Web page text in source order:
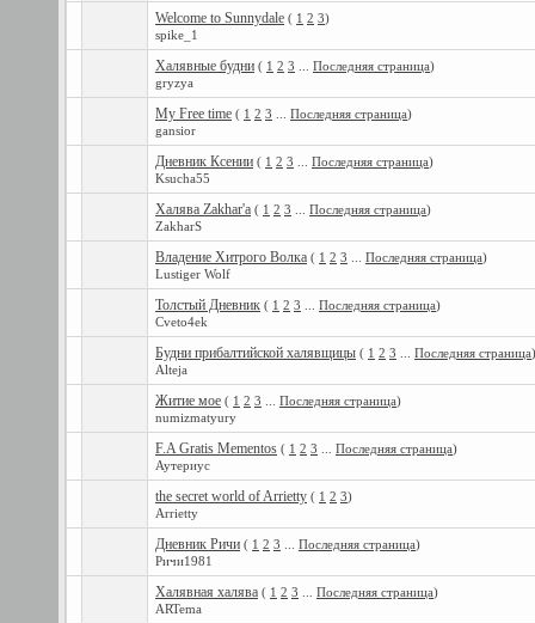
Welcome to Sunnydale ( 1 2 3)
spike_1
Халявные будни ( 1 2 3 Последняя страница)
gryzya
My Free time ( 1 2 3 Последняя страница)
gansior
Дневник Ксении ( 1 2 3 Последняя страница)
Ksucha55
Халява Zakhar'a ( 1 2 3 Последняя страница)
ZakharS
Владение Хитрого Волка ( 1 2 3 Последняя страница)
Lustiger Wolf
Толстый Дневник ( 1 2 3 Последняя страница)
Cveto4ek
Будни прибалтийской халявщицы ( 1 2 3 Последняя страница)
Alteja
Житие мое ( 1 2 3 Последняя страница)
numizmatyury
F.A Gratis Mementos ( 1 2 3 Последняя страница)
Аутериус
the secret world of Arrietty ( 1 2 3)
Arrietty
Дневник Ричи ( 1 2 3 Последняя страница)
Ричи1981
Халявная халява ( 1 2 3 Последняя страница)
ARTema